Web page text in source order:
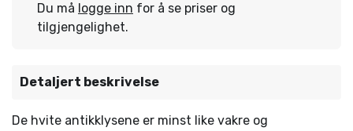
Du må logge inn for å se priser og
tilgjengelighet.
Detaljert beskrivelse
De hvite antikklysene er minst like vakre og